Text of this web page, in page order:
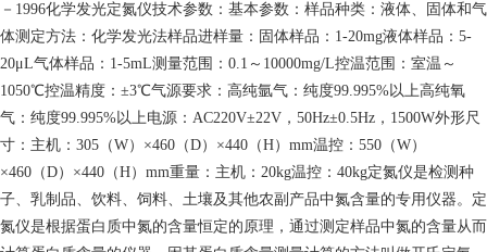
－1996化学发光定氮仪技术参数：基本参数：样品种类：液体、固体和气
体测定方法：化学发光法样品进样量：固体样品：1-20mg液体样品：5-
20μL气体样品：1-5mL测量范围：0.1～10000mg/L控温范围：室温～
1050℃控温精度：±3℃气源要求：高纯氩气：纯度99.995%以上高纯氧
气：纯度99.995%以上电源：AC220V±22V，50Hz±0.5Hz，1500W外形尺
寸：主机：305（W）×460（D）×440（H）mm温控：550（W）
×460（D）×440（H）mm重量：主机：20kg温控：40kg定氮仪是检测种
子、乳制品、饮料、饲料、土壤及其他农副产品中氮含量的专用仪器。定
氮仪是根据蛋白质中氮的含量恒定的原理，通过测定样品中氮的含量从而